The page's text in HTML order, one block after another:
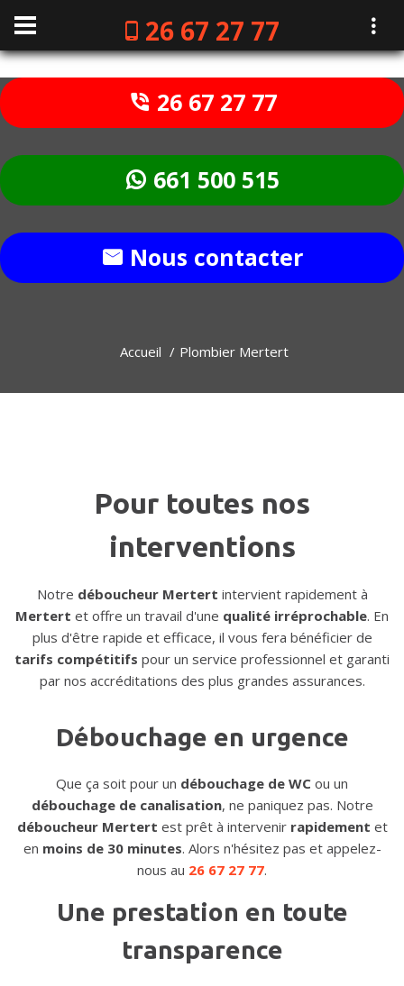
26 67 27 77
26 67 27 77
661 500 515
Nous contacter
Accueil Plombier Mertert
Pour toutes nos
interventions
Notre déboucheur Mertert intervient rapidement à
Mertert et offre un travail d'une qualité irréprochable. En
plus d'être rapide et efficace, il vous fera bénéficier de
tarifs compétitifs pour un service professionnel et garanti
par nos accréditations des plus grandes assurances.
Débouchage en urgence
Que ça soit pour un débouchage de WC ou un
débouchage de canalisation, ne paniquez pas. Notre
déboucheur Mertert est prêt à intervenir rapidement et
en moins de 30 minutes. Alors n'hésitez pas et appelez-
nous au 26 67 27 77.
Une prestation en toute
transparence